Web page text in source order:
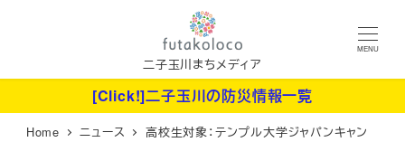
ン
二子玉川まちメディア
MENU
[Click!]二子玉川の防災情報一覧
Home ニュース
高校生対象：テンプル大学ジャパンキャン